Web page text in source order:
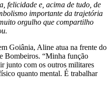
felicidade e, acima de tudo, de
importante da trajetória
orgulho que compartilho
Goiânia, Aline atua na frente do
Bombeiros. “Minha função
junto com os outros militares
quanto mental. É trabalhar